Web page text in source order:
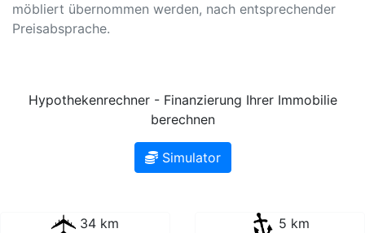
möbliert übernommen werden, nach entsprechender
Preisabsprache.
Hypothekenrechner - Finanzierung Ihrer Immobilie
berechnen
Simulator
34 km 5 km